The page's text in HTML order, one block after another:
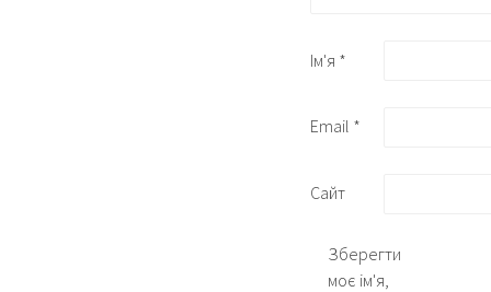
Ім'я *
Email *
Сайт
Зберегти
моє ім'я,